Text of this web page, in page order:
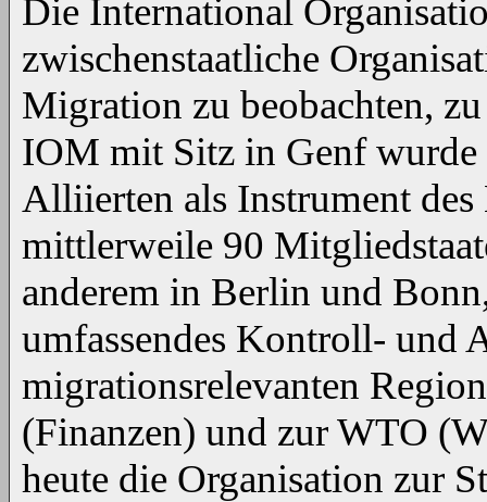
Die International
zwischenstaatliche
Migration zu beobachten,
IOM mit Sitz in Genf
Alliierten als Instrument
mittlerweile 90
anderem in Berlin und
umfassendes Kontroll- und
migrationsrelevanten
(Finanzen) und zur WTO
heute die Organisation zur